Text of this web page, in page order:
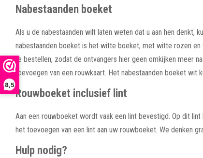
8,5
Nabestaanden boeket
Als u de nabestaanden wilt laten weten dat u aan hen denkt,
nabestaanden boeket is het witte boeket, met witte rozen
te bestellen, zodat de ontvangers hier geen omkijken meer
toevoegen van een rouwkaart. Het nabestaanden boeket wit
Rouwboeket inclusief lint
Aan een rouwboeket wordt vaak een lint bevestigd. Op dit
het toevoegen van een lint aan uw rouwboeket. We denken
Hulp nodig?